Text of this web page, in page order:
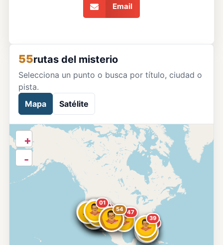
Email
55rutas del misterio
Selecciona un punto o busca por título, ciudad o
pista.
Mapa
Satélite
54 53
52
51
50
49
47
46
45
44
43
40
39
36
3226
23
20
19
1716
14
13 11
10
0807
04 03
01
+
-